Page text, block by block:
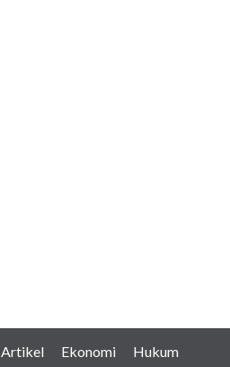
Artikel Ekonomi
Hukum